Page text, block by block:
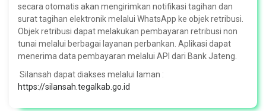
secara otomatis akan mengirimkan notifikasi tagihan dan
surat tagihan elektronik melalui WhatsApp ke objek retribusi.
Objek retribusi dapat melakukan pembayaran retribusi non
tunai melalui berbagai layanan perbankan. Aplikasi dapat
menerima data pembayaran melalui API dari Bank Jateng.
Silansah dapat diakses melalui laman :
https://silansah.tegalkab.go.id